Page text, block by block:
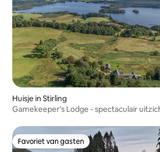
Huisje in Stirling
Gamekeeper's Lodge - spectaculair
Favoriet van gasten
Favoriet van gasten